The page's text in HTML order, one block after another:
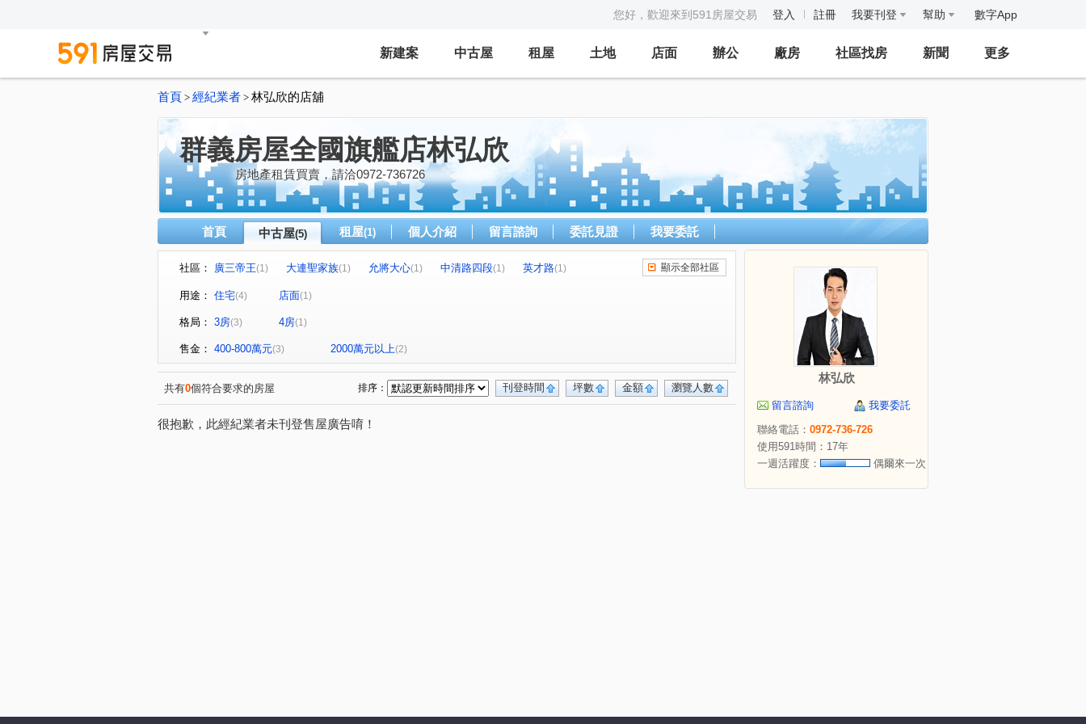
您好，歡迎來到591房屋交易 登入 註冊 我要刊登 幫助 數字App
新建案 中古屋 租屋 土地 店面 辦公 廠房 社區找房 新聞 更多
首頁 > 經紀業者 > 林弘欣的店舖
群義房屋全國旗艦店林弘欣
房地產租賃買賣，請洽0972-736726
首頁 中古屋(5) 租屋(1) 個人介紹 留言諮詢 委託見證 我要委託
社區： 廣三帝王(1) 大連聖家族(1) 允將大心(1) 中清路四段(1) 英才路(1)
華美街 大連北街
顯示全部社區
用途： 住宅(4) 店面(1)
格局： 3房(3) 4房(1)
售金： 400-800萬元(3) 2000萬元以上(2)
共有0個符合要求的房屋 瀏覽人數
金額
坪數
刊登時間
排序：
很抱歉，此經紀業者未刊登售屋廣告唷！
林弘欣
留言諮詢
我要委託
聯絡電話： 0972-736-726
使用591時間：17年
一週活躍度：
偶爾來一次